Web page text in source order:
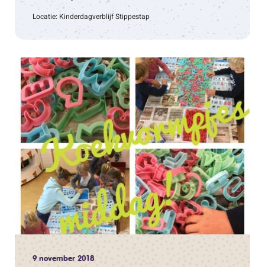
Locatie: Kinderdagverblijf Stippestap
9 november 2018